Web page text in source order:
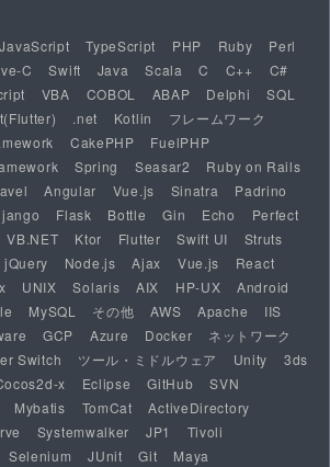
JavaScript TypeScript PHP Ruby
Perl
C Swift Java Scala C C++
C#
VBA COBOL ABAP Delphi
SQL
.net Kotlin
フレームワーク
CakePHP
FuelPHP
Spring Seasar2
Ruby on Rails
Angular Vue.js Sinatra
Padrino
Flask Bottle Gin Echo
Perfect
VB.NET Ktor Flutter Swift UI
Struts
jQuery Node.js Ajax Vue.js
React
UNIX Solaris AIX HP-UX
Android
MySQL その他 AWS Apache
IIS
GCP Azure Docker
ネットワーク
Switch ツール・ミドルウェア Unity
3ds
x Eclipse GitHub
SVN
Mybatis TomCat
ActiveDirectory
Systemwalker JP1
Tivoli
Selenium JUnit Git
Maya